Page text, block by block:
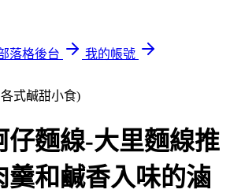
落格後台
我的帳號
式鹹甜小食)
仔麵線-大里麵線推
羹和鹹香入味的滷